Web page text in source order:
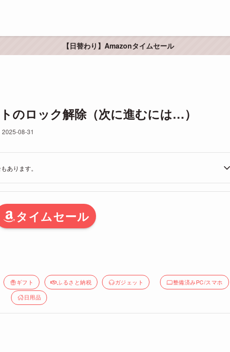
【日替わり】Amazonタイムセール
のロック解除（次に進むには…）
2025-08-31
あります。
タイムセール
ギフト ふるさと納税 ガジェット 整備済みPC/スマホ
日用品